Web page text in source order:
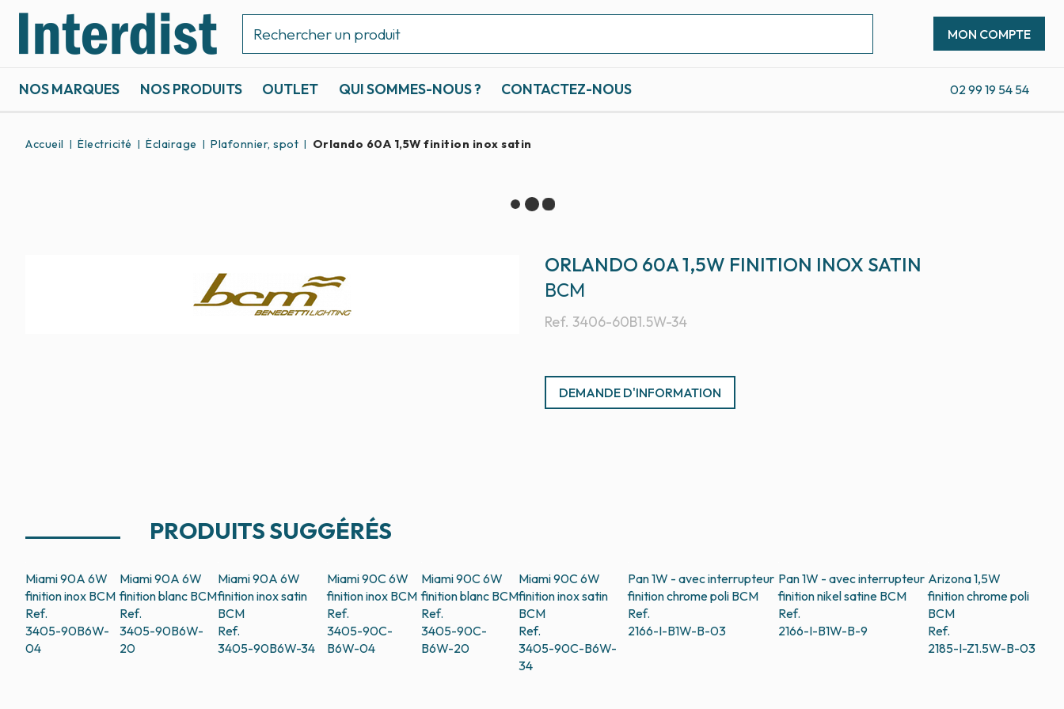
NOS MARQUES NOS PRODUITS OUTLET QUI SOMMES-NOUS ? CONTACTEZ-NOUS
MON COMPTE
02 99 19 54 54
Accueil Électricité Éclairage Plafonnier, spot Orlando 60A 1,5W finition inox satin
ORLANDO 60A 1,5W FINITION INOX SATIN
Ref. 3406-60B1.5W-34
BCM
DEMANDE D'INFORMATION
PRODUITS SUGGÉRÉS
Miami 90A 6W
finition inox BCM
Ref.
3405-90B6W-
04
Miami 90A 6W
finition blanc BCM
Ref.
3405-90B6W-
20
Miami 90A 6W
finition inox satin
BCM
Ref.
3405-90B6W-34
Miami 90C 6W
finition inox BCM
Ref.
3405-90C-
B6W-04
Miami 90C 6W
finition blanc BCM
Ref.
3405-90C-
B6W-20
Miami 90C 6W
finition inox satin
BCM
Ref.
3405-90C-B6W-
34
Pan 1W - avec interrupteur
finition chrome poli BCM
Ref.
2166-I-B1W-B-03
Pan 1W - avec interrupteur
finition nikel satine BCM
Ref.
2166-I-B1W-B-9
Arizona 1,5W
finition chrome poli
BCM
Ref.
2185-I-Z1.5W-B-03